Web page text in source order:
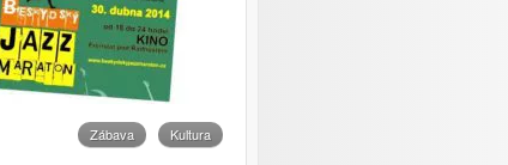
Zábava Kultura